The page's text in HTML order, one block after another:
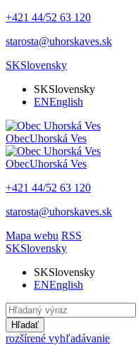
+421 44/52 63 120
starosta@uhorskaves.sk
SKSlovensky
SKSlovensky
ENEnglish
ObecUhorská Ves
ObecUhorská Ves
+421 44/52 63 120
starosta@uhorskaves.sk
Mapa webu RSS
SKSlovensky
SKSlovensky
ENEnglish
Hľadať
rozšírené vyhľadávanie